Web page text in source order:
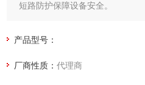
短路防护保障设备安全。
产品型号：
厂商性质：代理商